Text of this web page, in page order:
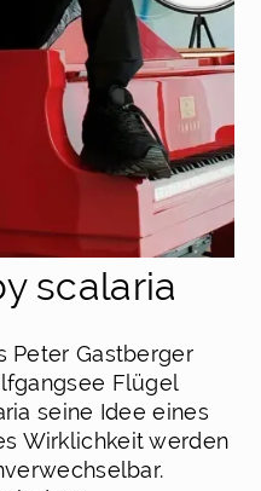
scalaria
Peter Gastberger
Flügel
seine Idee eines
Wirklichkeit werden